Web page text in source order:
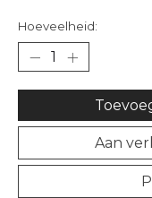
Hoeveelheid:
Aan